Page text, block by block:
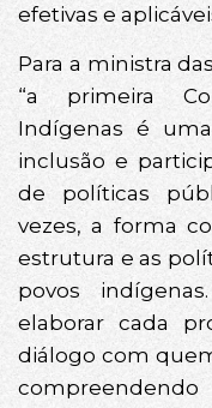
efetivas e
Para a ministra
“a primeira
Indígenas é
inclusão e
de políticas
vezes, a forma
estrutura e as
povos
elaborar cada
diálogo com